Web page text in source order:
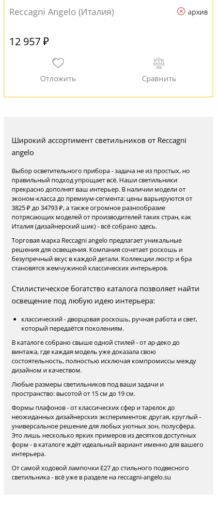
Reccagni Angelo (Италия)
архив
12 957 ₽
Широкий ассортимент светильников от Reccagni
angelo
Выбор осветительного прибора - задача не из простых, но
правильный подход упрощает всё. Наши светильники
прекрасно дополнят ваш интерьер. В наличии модели от
эконом-класса до премиум-сегмента: цены варьируются от
3825 ₽ до 34793 ₽, а также огромное разнообразие
потрясающих моделей от производителей таких стран, как
Италия (дизайнерский шик) - всё собрано здесь.
Торговая марка Reccagni angelo предлагает уникальные
решения для освещения. Компания сочетает роскошь и
безупречный вкус в каждой детали. Коллекции люстр и бра
становятся жемчужиной классических интерьеров.
Стилистическое богатство каталога позволяет найти
освещение под любую идею интерьера:
классический - дворцовая роскошь, ручная работа и свет,
который передаётся поколениям.
В каталоге собрано свыше одной стилей - от ар-деко до
винтажа, где каждая модель уже доказала свою
состоятельность, полностью исключая компромиссы между
дизайном и качеством.
Любые размеры светильников под ваши задачи и
пространство: высотой от 15 см до 19 см.
Формы плафонов - от классических сфер и тарелок до
неожиданных дизайнерских экспериментов: другая, круглый -
универсальное решение для любых уютных зон, полусфера.
Это лишь несколько ярких примеров из десятков доступных
форм - в каталоге ждёт идеальный вариант именно для вашего
интерьера.
От самой ходовой лампочки Е27 до стильного подвесного
светильника - всё уже в разделе на reccagni-angelo.su